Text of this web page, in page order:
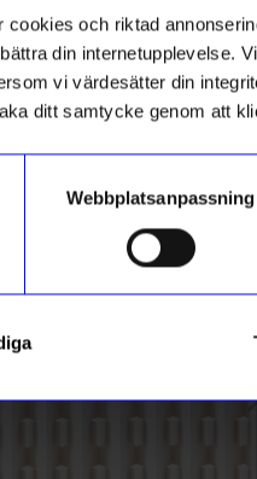
cookies och riktad
din internetupplevelse.
vi värdesätter din
ditt samtycke genom att
Webbplatsanpassning
Gold Rhinestone
Bästsäljare
tack får du10% rabattpå
första köp.
Registrera
om hur vi hanterar din information i